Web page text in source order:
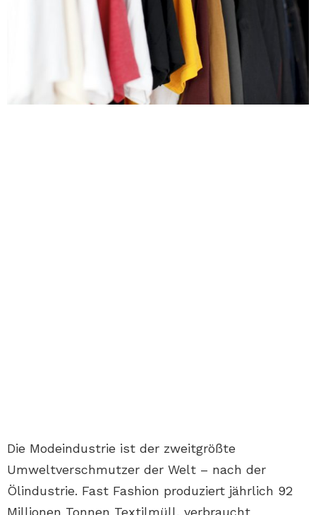
Die Modeindustrie ist der zweitgrößte
Umweltverschmutzer der Welt – nach der
Ölindustrie. Fast Fashion produziert jährlich 92